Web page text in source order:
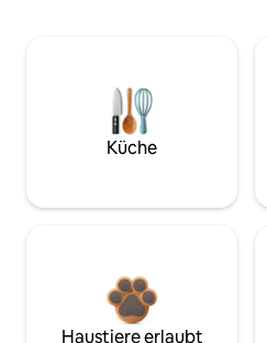
Küche
Haustiere erlaubt